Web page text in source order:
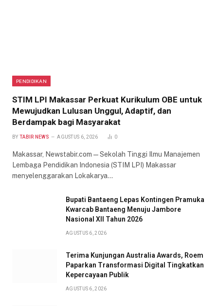
PENDIDIKAN
STIM LPI Makassar Perkuat Kurikulum OBE untuk
Mewujudkan Lulusan Unggul, Adaptif, dan
Berdampak bagi Masyarakat
BY TABIR NEWS AGUSTUS 6, 2026 0
Makassar, Newstabir.com — Sekolah Tinggi Ilmu Manajemen
Lembaga Pendidikan Indonesia (STIM LPI) Makassar
menyelenggarakan Lokakarya…
Bupati Bantaeng Lepas Kontingen Pramuka
Kwarcab Bantaeng Menuju Jambore
Nasional XII Tahun 2026
AGUSTUS 6, 2026
Terima Kunjungan Australia Awards, Roem
Paparkan Transformasi Digital Tingkatkan
Kepercayaan Publik
AGUSTUS 6, 2026